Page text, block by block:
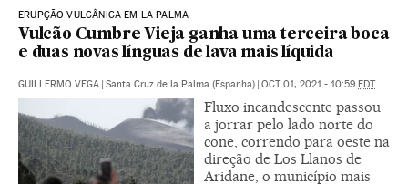
ERUPÇÃO VULCÂNICA EM LA PALMA
Vulcão Cumbre Vieja ganha uma terceira boca
e duas novas línguas de lava mais líquida
GUILLERMO VEGA | Santa Cruz de la Palma (Espanha) | OCT 01, 2021 - 10:59 EDT
Fluxo incandescente passou
a jorrar pelo lado norte do
cone, correndo para oeste na
direção de Los Llanos de
Aridane, o município mais